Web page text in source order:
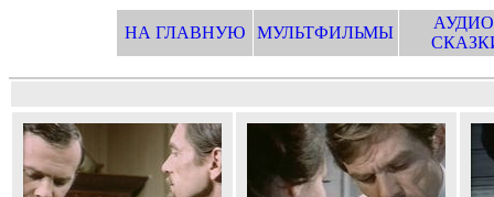
НА ГЛАВНУЮ МУЛЬТФИЛЬМЫ